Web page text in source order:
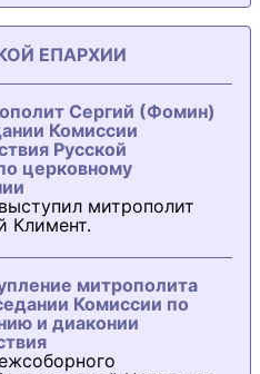
ЕПАРХИИ
Сергий (Фомин)
Комиссии
Русской
церковному
митрополит
Климент.
митрополита
Комиссии по
и диаконии